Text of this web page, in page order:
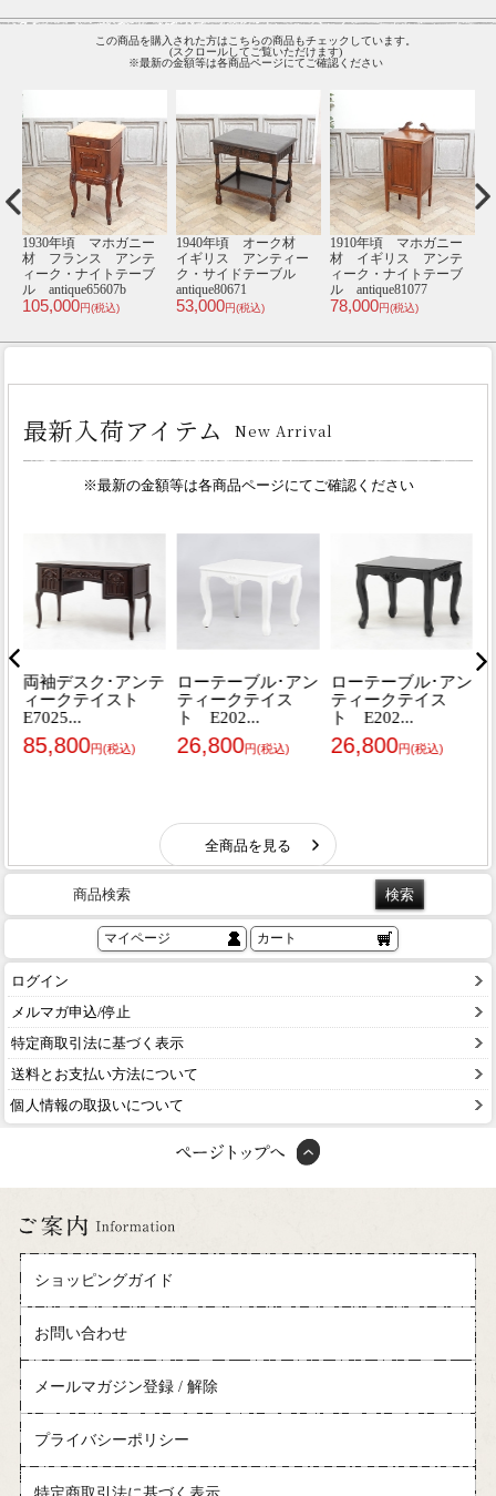
この商品を購入された方はこちらの商品もチェックしています。
(スクロールしてご覧いただけます)
※最新の金額等は各商品ページにてご確認ください
1910年頃 マホガニー
材 イギリス アンテ
ィーク・チェア
antique80555a
49,000円(税込)
1930年頃 オーク材
フランス アンティー
ク・ナイトテーブル
antique65552
55,000円(税込)
1930年頃 オーク材
イギリス アンティー
ク・コーナーキャビネ
ット antique81116
105,000円(税込)
商品検索
マイページ カート
ログイン
メルマガ申込/停止
特定商取引法に基づく表示
送料とお支払い方法について
個人情報の取扱いについて
ショッピングガイド
お問い合わせ
メールマガジン登録 / 解除
プライバシーポリシー